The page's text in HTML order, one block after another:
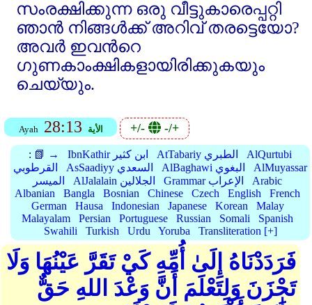
സംരക്ഷിക്കുന്ന ഒരു വീട്ടുകാരെപ്പറ്റി
ഞാന്‍ നിങ്ങള്‍ക്ക്‌ അറിവ്‌ തരട്ടെയോ?
അവര്‍ ഇവന്‍റെ
ഗുണകാംക്ഷികളായിരിക്കുകയും
ചെയ്യും.
Ayah 28:13 الأية +/- -/+
: 📗 → IbnKathir ابن كثير AtTabariy الطبري
AlQurtubi
القرطوبي
AsSaadiyy السعدي AlBaghawi البغوي
AlMuyassar
الميسر
AlJalalain الجلالين Grammar الإعراب
Arabic
Albanian
Bangla Bosnian Chinese Czech English
French
German
Hausa Indonesian Japanese Korean
Malay
Malayalam
Persian Portuguese Russian Somali
Spanish
Swahili
Turkish Urdu Yoruba Transliteration [+]
فَرَدَدْنَاهُ إِلَىٰ أُمِّهِ كَيْ تَقَرَّ عَيْنُهَا وَلَا
تَحْزَنَ وَلِتَعْلَمَ أَنَّ وَعْدَ اللهِ حَقٌّ